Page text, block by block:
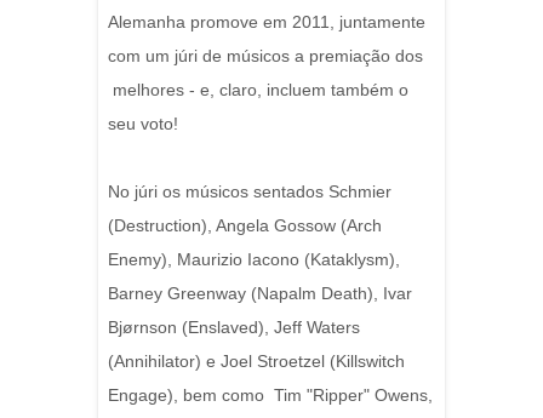
Alemanha promove em 2011, juntamente
com um júri de músicos a premiação dos
melhores - e, claro, incluem também o
seu voto!
No júri os músicos sentados Schmier
(Destruction), Angela Gossow (Arch
Enemy), Maurizio Iacono (Kataklysm),
Barney Greenway (Napalm Death), Ivar
Bjørnson (Enslaved), Jeff Waters
(Annihilator) e Joel Stroetzel (Killswitch
Engage), bem como Tim "Ripper" Owens,